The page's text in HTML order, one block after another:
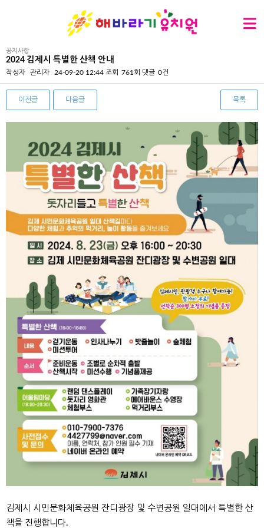
공지사항
2024 김제시 특별한 산책 안내
작성자 관리자 24-09-20 12:44 조회 761회 댓글 0건
이전글 다음글 목록
김제시 시민문화체육공원 잔디광장 및 수변공원 일대에서 특별한 산
책을 진행합니다.